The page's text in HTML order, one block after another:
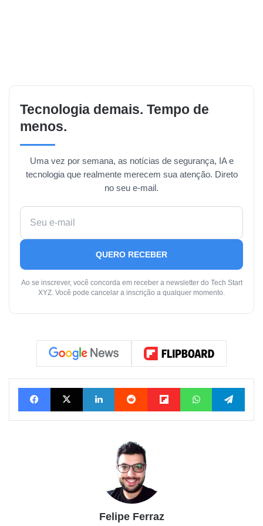
Tecnologia demais. Tempo de
menos.
Uma vez por semana, as notícias de segurança, IA e
tecnologia que realmente merecem sua atenção. Direto
no seu e-mail.
QUERO RECEBER
Ao se inscrever, você concorda em receber a newsletter do Tech Start
XYZ. Você pode cancelar a inscrição a qualquer momento.
FacebookX Linkedin Reddit FlipboardWhatsApp
Felipe Ferraz